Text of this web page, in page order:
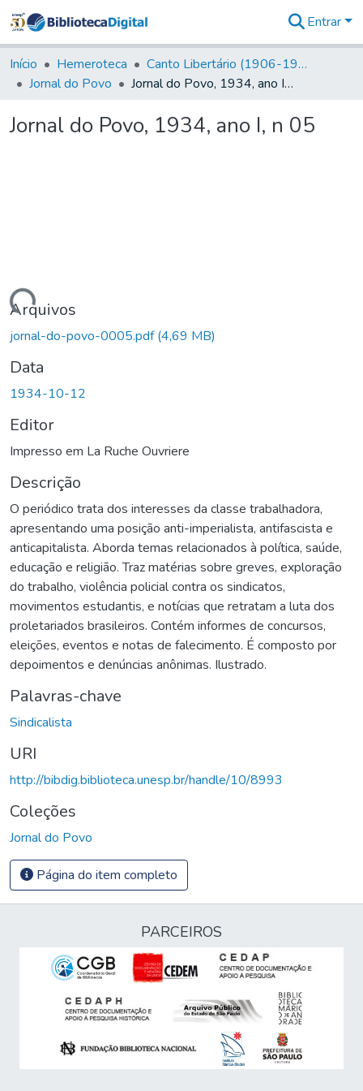
&
Coleções
Tudo na
Digital
Entrar
Início Hemeroteca
Canto Libertário (1906-1995)
Jornal do Povo
Jornal do Povo, 1934, ano I, n 05
Jornal do Povo, 1934, ano I, n 05
Arquivos
jornal-do-povo-0005.pdf(4,69 MB)
Data
1934-10-12
Editor
Impresso em La Ruche Ouvriere
Descrição
O periódico trata dos interesses da classe trabalhadora,
apresentando uma posição anti-imperialista, antifascista e
anticapitalista. Aborda temas relacionados à política, saúde,
educação e religião. Traz matérias sobre greves, exploração
do trabalho, violência policial contra os sindicatos,
movimentos estudantis, e notícias que retratam a luta dos
proletariados brasileiros. Contém informes de concursos,
eleições, eventos e notas de falecimento. É composto por
depoimentos e denúncias anônimas. Ilustrado.
Palavras-chave
Sindicalista
URI
http://bibdig.biblioteca.unesp.br/handle/10/8993
Coleções
Jornal do Povo
Página do item completo
PARCEIROS